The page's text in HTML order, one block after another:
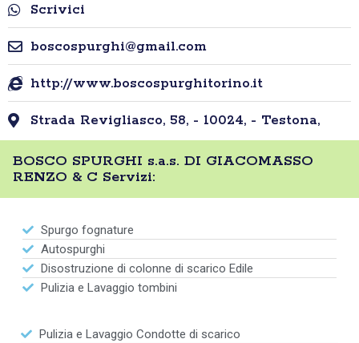
Scrivici
boscospurghi@gmail.com
http://www.boscospurghitorino.it
Strada Revigliasco, 58, - 10024, - Testona,
BOSCO SPURGHI s.a.s. DI GIACOMASSO
RENZO & C Servizi:
Spurgo fognature
Autospurghi
Disostruzione di colonne di scarico Edile
Pulizia e Lavaggio tombini
Pulizia e Lavaggio Condotte di scarico